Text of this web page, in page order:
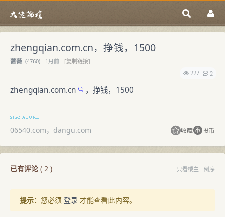
zhengqian.com.cn，挣钱，1500
蔷薇 (4760) 1月前
[复制链接]
227
2
zhengqian.com.cn ，挣钱，1500
06540.com，dangu.com 收藏 投币
已有评论( 2 ) 只看楼主 倒序
提示： 您必须 登录 才能查看此内容。